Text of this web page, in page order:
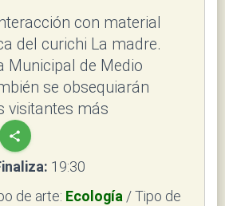
con material
del curichi La madre.
Municipal de Medio
se obsequiarán
visitantes más
share
19:30
de arte: Ecología / Tipo de